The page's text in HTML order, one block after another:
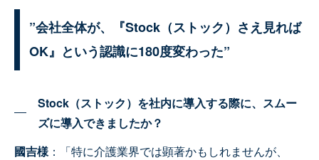
”会社全体が、『Stock（ストック）さえ見れば
OK』という認識に180度変わった”
Stock（ストック）を社内に導入する際に、スムー
ズに導入できましたか？
國吉様：「特に介護業界では顕著かもしれませんが、